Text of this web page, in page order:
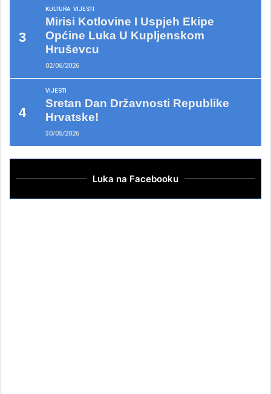
KULTURA VIJESTI
Mirisi Kotlovine I Uspjeh Ekipe
Općine Luka U Kupljenskom
Hruševcu
02/06/2026
VIJESTI
Sretan Dan Državnosti Republike
Hrvatske!
30/05/2026
Luka na Facebooku